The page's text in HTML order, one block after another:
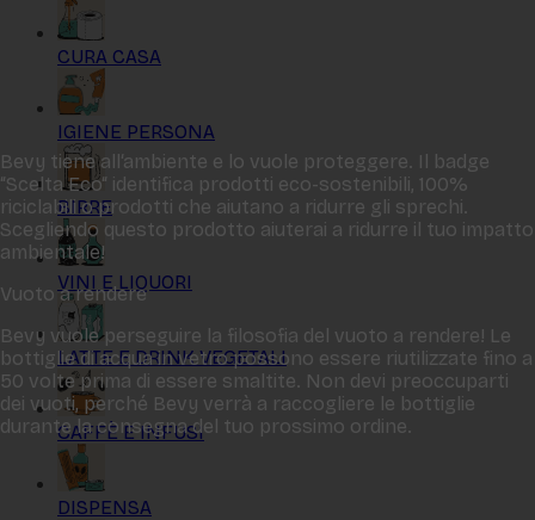
CURA CASA
IGIENE PERSONA
BIRRE
VINI E LIQUORI
LATTE E DRINK VEGETALI
CAFFÈ E INFUSI
DISPENSA
Bevy tiene all‘ambiente e lo vuole proteggere. Il badge
“Scelta Eco“ identifica prodotti eco-sostenibili, 100%
riciclabili o prodotti che aiutano a ridurre gli sprechi.
Scegliendo questo prodotto aiuterai a ridurre il tuo impatto
ambientale!
Vuoto a rendere
Bevy vuole perseguire la filosofia del vuoto a rendere! Le
bottiglie di acqua in vetro possono essere riutilizzate fino a
50 volte prima di essere smaltite. Non devi preoccuparti
dei vuoti, perché Bevy verrà a raccogliere le bottiglie
durante la consegna del tuo prossimo ordine.